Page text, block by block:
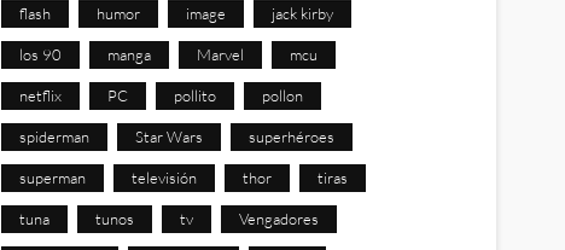
flash humor image jack kirby
los 90 manga Marvel mcu
netflix PC pollito pollon
spiderman Star Wars superhéroes
superman televisión thor tiras
tuna tunos tv Vengadores